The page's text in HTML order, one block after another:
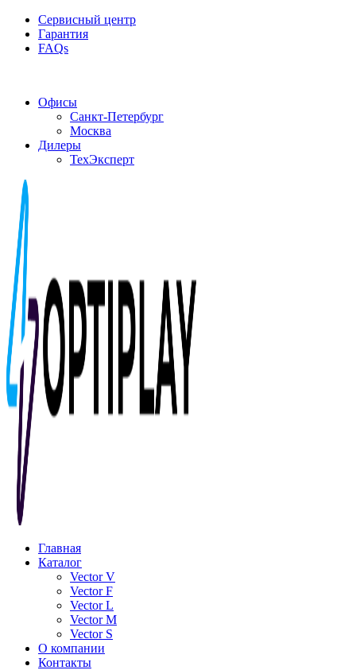
Сервисный центр
Гарантия
FAQs
Офисы
Санкт-Петербург
Москва
Дилеры
ТехЭксперт
Главная
Каталог
Vector V
Vector F
Vector L
Vector M
Vector S
О компании
Контакты